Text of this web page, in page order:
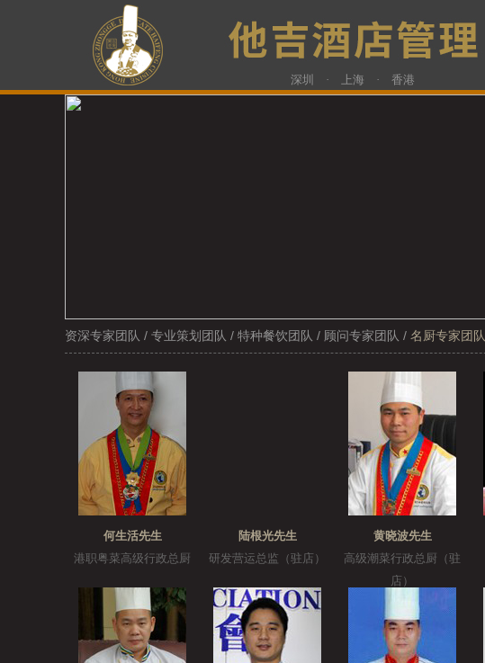
深圳 · 上海 · 香港
资深专家团队 / 专业策划团队 / 特种餐饮团队 / 顾问专家团队 / 名厨专家团队
何生活先生
港职粤菜高级行政总厨
陆根光先生
研发营运总监（驻店）
黄晓波先生
高级潮菜行政总厨（驻
店）